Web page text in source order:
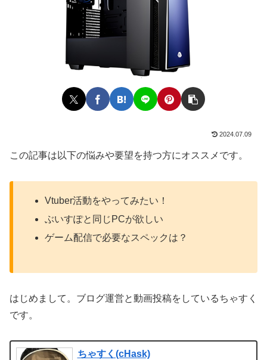
2024.07.09
この記事は以下の悩みや要望を持つ方にオススメです。
Vtuber活動をやってみたい！
ぶいすぽと同じPCが欲しい
ゲーム配信で必要なスペックは？
はじめまして。ブログ運営と動画投稿をしているちゃすく
です。
ちゃすく(cHask)